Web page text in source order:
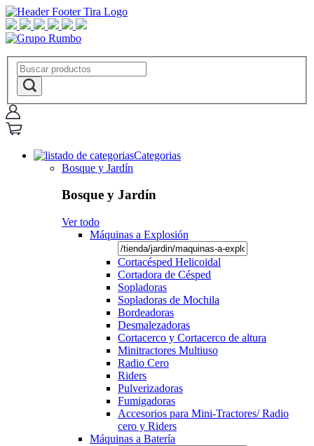
Categorias
Bosque y Jardín
Bosque y Jardín
Ver todo
Máquinas a Explosión
Cortacésped Helicoidal
Cortadora de Césped
Sopladoras
Sopladoras de Mochila
Bordeadoras
Desmalezadoras
Cortacerco y Cortacerco de altura
Minitractores Multiuso
Radio Cero
Riders
Pulverizadoras
Fumigadoras
Accesorios para Mini-Tractores/ Radio
cero y Riders
Máquinas a Batería